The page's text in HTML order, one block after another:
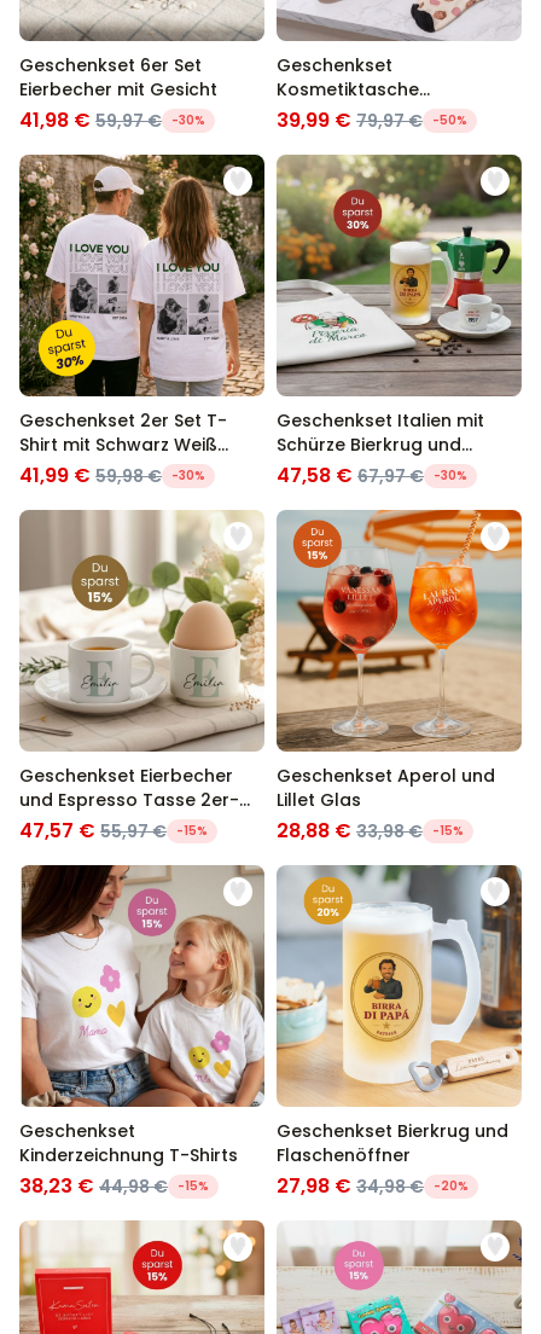
Geschenkset 6er Set
Eierbecher mit Gesicht
41,98 € 59,97 € -30%
Geschenkset
Kosmetiktasche
Bademantel und Socken
39,99 € 79,97 € -50%
Geschenkset 2er Set T-
Shirt mit Schwarz Weiß
Fotos und Text
41,99 € 59,98 € -30%
Geschenkset Italien mit
Schürze Bierkrug und
Espresso Tasse
47,58 € 67,97 € -30%
Geschenkset Eierbecher
und Espresso Tasse 2er-
Set
47,57 € 55,97 € -15%
Geschenkset Aperol und
Lillet Glas
28,88 € 33,98 € -15%
Geschenkset
Kinderzeichnung T-Shirts
38,23 € 44,98 € -15%
Geschenkset Bierkrug und
Flaschenöffner
27,98 € 34,98 € -20%